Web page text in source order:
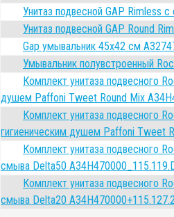
Унитаз подвесной GAP Rimless
Унитаз подвесной GAP Round
Gap умывальник 45x42 см
Умывальник полувстроенный
Комплект унитаза подвесного
душем Paffoni Tweet Round Mix
Комплект унитаза подвесного
гигиеническим душем Paffoni Tweet
Комплект унитаза подвесного
смыва Delta50
Комплект унитаза подвесного
смыва Delta20